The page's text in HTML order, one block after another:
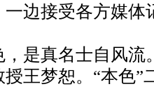
边接受各方媒体
真名士自风流
王梦恕。“本色”